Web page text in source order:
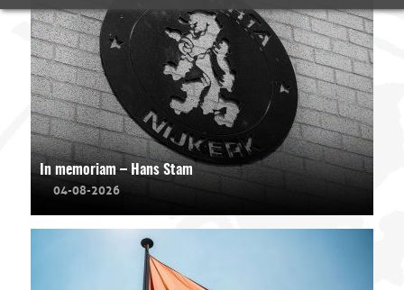
In memoriam – Hans Stam
04-08-2026